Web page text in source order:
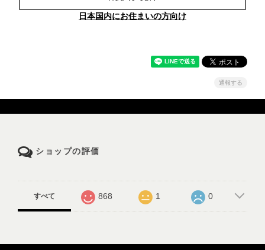
日本国内にお住まいの方向け
通報する
ショップの評価
すべて 868 1 0